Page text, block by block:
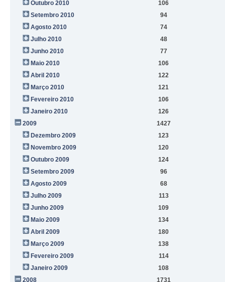
Outubro 2010
106
Setembro 2010
94
Agosto 2010
74
Julho 2010
48
Junho 2010
77
Maio 2010
106
Abril 2010
122
Março 2010
121
Fevereiro 2010
106
Janeiro 2010
126
2009
1427
Dezembro 2009
123
Novembro 2009
120
Outubro 2009
124
Setembro 2009
96
Agosto 2009
68
Julho 2009
113
Junho 2009
109
Maio 2009
134
Abril 2009
180
Março 2009
138
Fevereiro 2009
114
Janeiro 2009
108
2008
1731